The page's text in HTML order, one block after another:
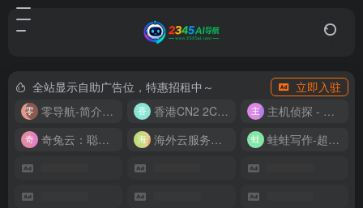
全站显示自助广告位，特惠招租中～
立即入驻
零导航-简介实用的网址导航
香港CN2 2C2G20M 9.9/月
主机侦探 - 少花钱，用好云
奇兔云：聪明人的“省”钱计划！
海外云服务器全网最低价 蛙蛙写作-超级AI智能写作助手